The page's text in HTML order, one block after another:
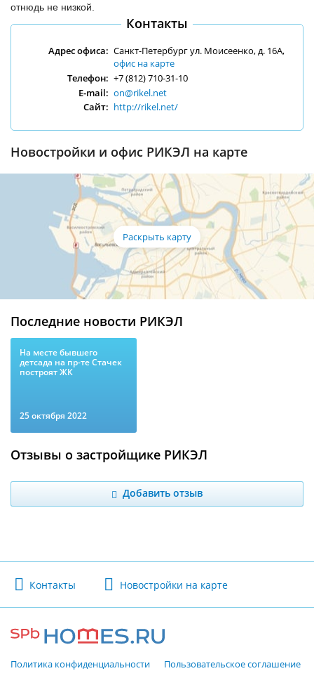
отнюдь не низкой.
Контакты
Адрес офиса: Санкт-Петербург ул. Моисеенко, д. 16А,
офис на карте
Телефон: +7 (812) 710-31-10
E-mail: on@rikel.net
Сайт: http://rikel.net/
Новостройки и офис РИКЭЛ на карте
Последние новости РИКЭЛ
25 октября 2022
На месте бывшего
детсада на пр-те Стачек
построят ЖК
Отзывы о застройщике РИКЭЛ
Добавить отзыв
Контакты Новостройки на карте
Политика конфиденциальности Пользовательское соглашение